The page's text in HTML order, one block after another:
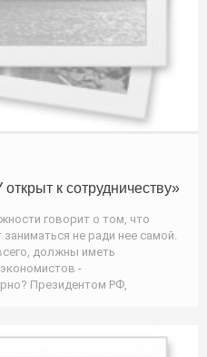
к сотрудничеству»
говорит о том, что
не ради нее самой.
должны иметь
-
Президентом РФ,